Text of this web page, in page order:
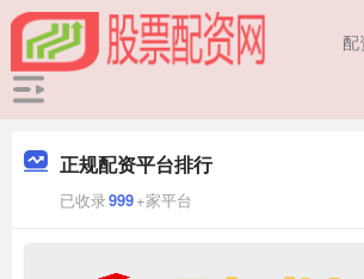
正规配资平台排行
已收录999+家平台